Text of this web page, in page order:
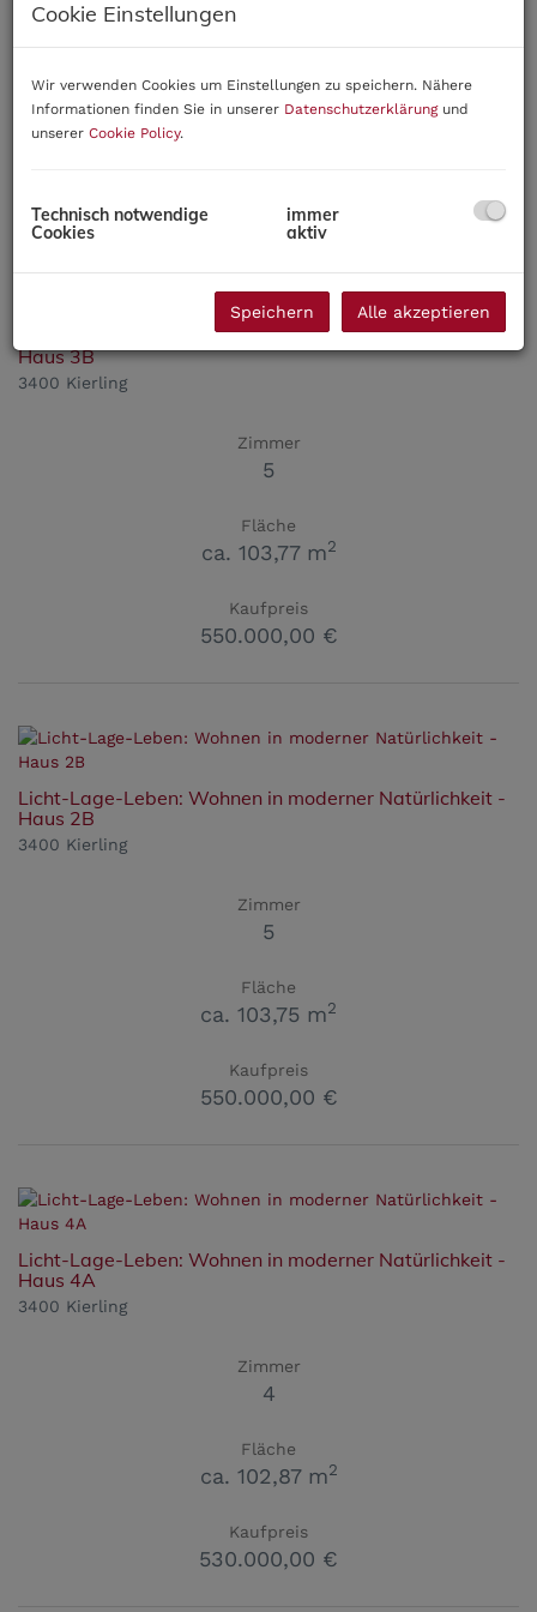
ca. 103,91 m2
Licht-Lage-Leben: Wohnen in moderner Natürlichkeit -
Haus 3B
3400 Kierling
Zimmer
5
Fläche
ca. 103,77 m2
Kaufpreis
550.000,00 €
Licht-Lage-Leben: Wohnen in moderner Natürlichkeit -
Haus 2B
3400 Kierling
Zimmer
5
Fläche
ca. 103,75 m2
Kaufpreis
550.000,00 €
Licht-Lage-Leben: Wohnen in moderner Natürlichkeit -
Haus 4A
3400 Kierling
Zimmer
4
Fläche
ca. 102,87 m2
Kaufpreis
530.000,00 €
Cookie Einstellungen
Wir verwenden Cookies um Einstellungen zu speichern. Nähere
Informationen finden Sie in unserer Datenschutzerklärungund
unserer Cookie Policy.
Technisch notwendige
Cookies
immer
aktiv
Speichern Alle akzeptieren